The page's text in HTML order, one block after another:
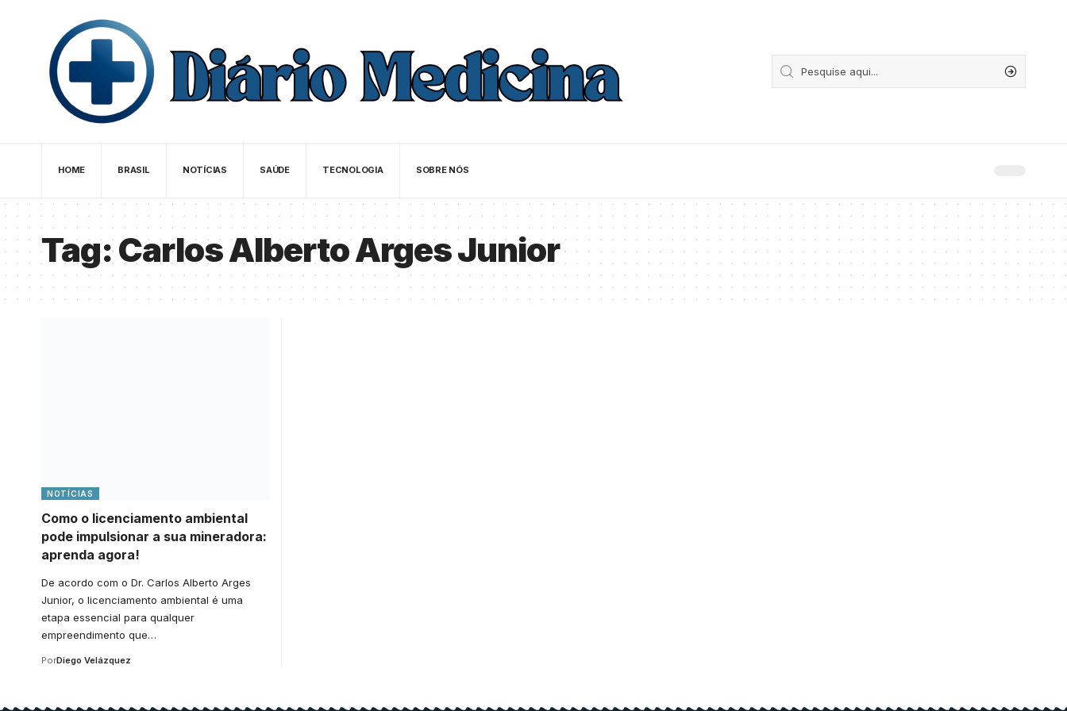
HOME BRASIL NOTÍCIAS SAÚDE TECNOLOGIA SOBRE NÓS
Tag:Carlos Alberto Arges Junior
NOTÍCIAS
Como o licenciamento ambiental
pode impulsionar a sua mineradora:
aprenda agora!
De acordo com o Dr. Carlos Alberto Arges
Junior, o licenciamento ambiental é uma
etapa essencial para qualquer
empreendimento que…
PorDiego Velázquez